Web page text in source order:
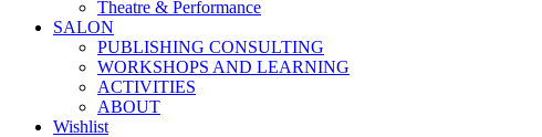
Theatre & Performance
SALON
PUBLISHING CONSULTING
WORKSHOPS AND LEARNING
ACTIVITIES
ABOUT
Wishlist